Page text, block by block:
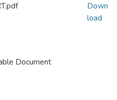
Document
Down
load